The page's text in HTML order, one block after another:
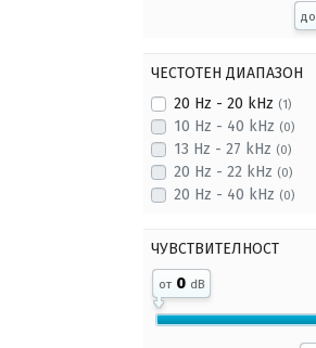
до
ЧЕСТОТЕН ДИАПАЗОН
20 Hz - 20 kHz (1)
10 Hz - 40 kHz (0)
13 Hz - 27 kHz (0)
20 Hz - 22 kHz (0)
20 Hz - 40 kHz (0)
ЧУВСТВИТЕЛНОСТ
от 0 dB